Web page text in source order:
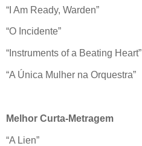
“I Am Ready, Warden”
“O Incidente”
“Instruments of a Beating Heart”
“A Única Mulher na Orquestra”
Melhor Curta-Metragem
“A Lien”